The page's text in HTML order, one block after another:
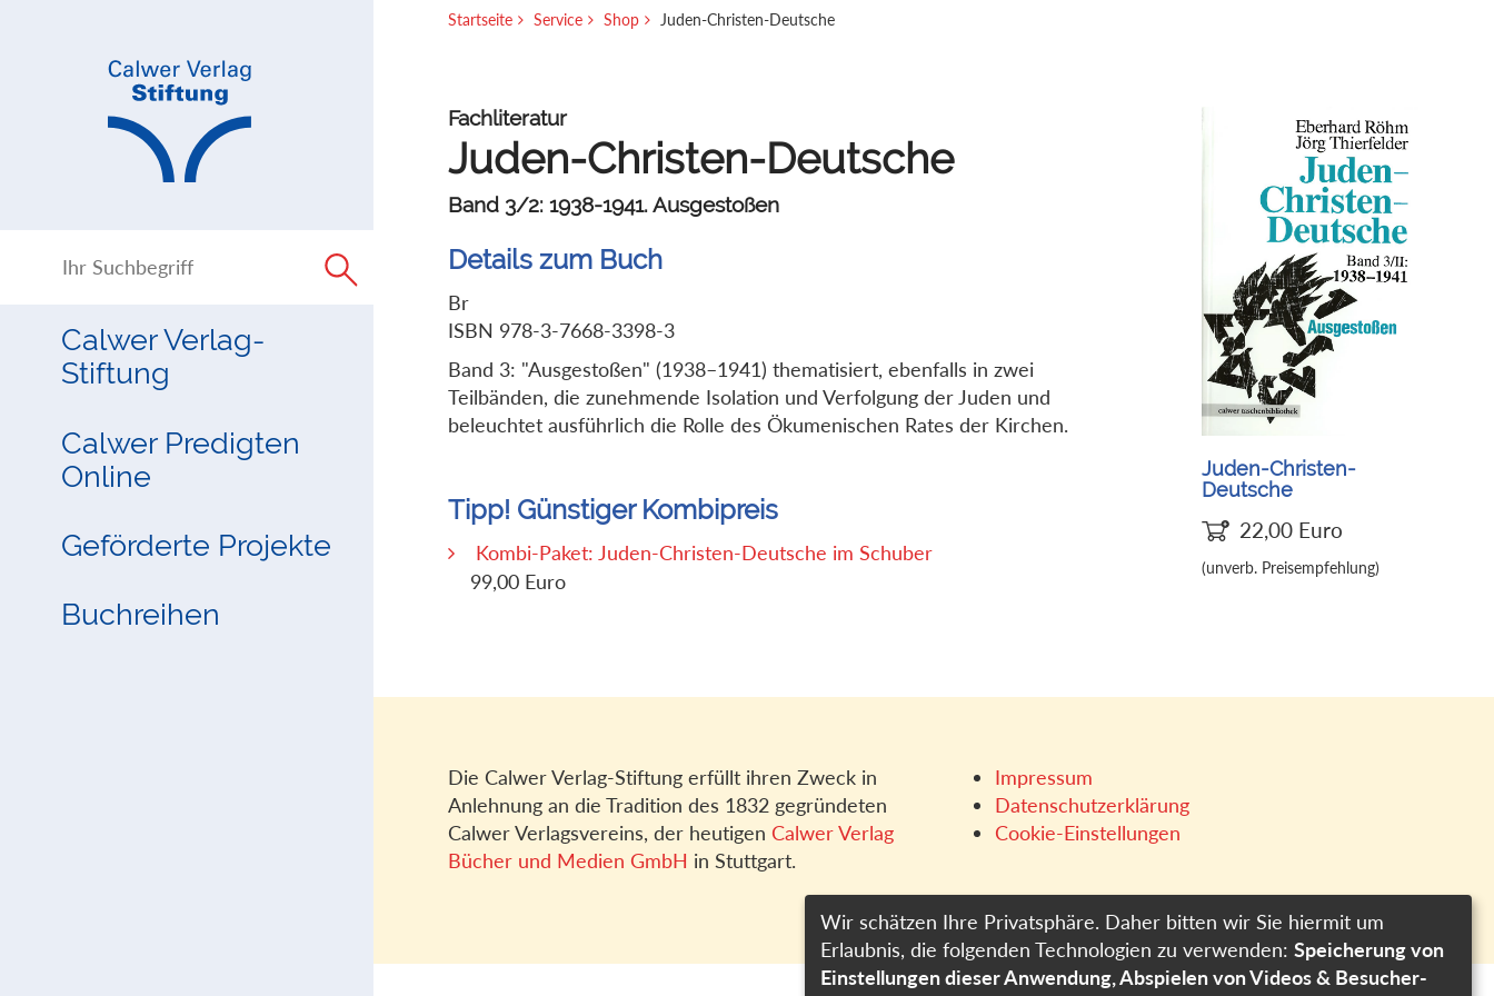
Calwer Verlag-
Stiftung
Calwer Predigten
Online
Geförderte Projekte
Buchreihen
Startseite Service Shop Juden-Christen-Deutsche
Fachliteratur
Juden-Christen-Deutsche
Band 3/2: 1938-1941. Ausgestoßen
Details zum Buch
Br
ISBN 978-3-7668-3398-3
Band 3: "Ausgestoßen" (1938–1941) thematisiert, ebenfalls in zwei
Teilbänden, die zunehmende Isolation und Verfolgung der Juden und
beleuchtet ausführlich die Rolle des Ökumenischen Rates der Kirchen.
Tipp! Günstiger Kombipreis
Kombi-Paket: Juden-Christen-Deutsche im Schuber
99,00 Euro
Juden-Christen-
Deutsche
22,00 Euro
(unverb. Preisempfehlung)
Die Calwer Verlag-Stiftung erfüllt ihren Zweck in
Anlehnung an die Tradition des 1832 gegründeten
Calwer Verlagsvereins, der heutigenCalwer Verlag
Bücher und Medien GmbH in Stuttgart.
Impressum
Datenschutzerklärung
Cookie-Einstellungen
Wir schätzen Ihre Privatsphäre. Daher bitten wir Sie hiermit um
Erlaubnis, die folgenden Technologien zu verwenden: Speicherung von
Einstellungen dieser Anwendung, Abspielen von Videos & Besucher-